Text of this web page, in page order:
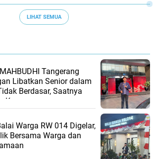
LIHAT SEMUA
Tangerang
Libatkan Senior dalam
Berdasar, Saatnya
Kongres
Warga RW 014 Digelar,
Bersama Warga dan